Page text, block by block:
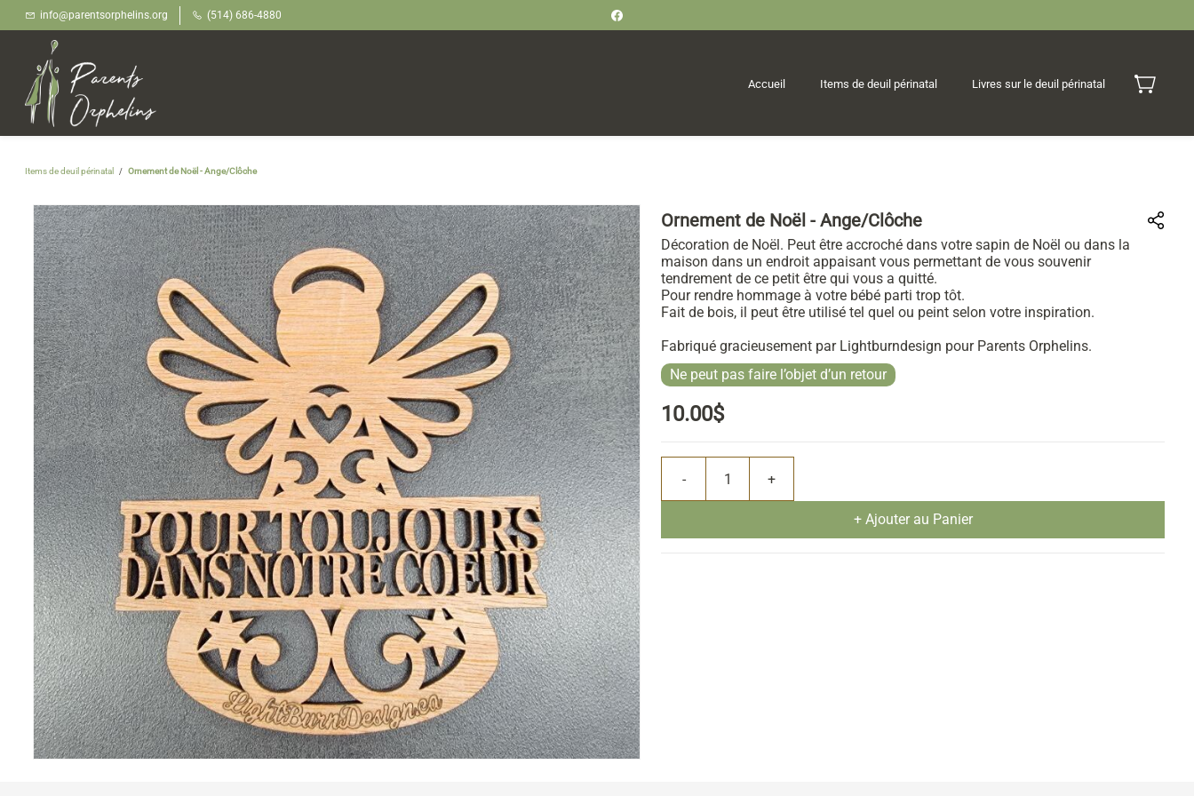
Skip to
main
info@parentsorphelins.org (514) 686-4880
Accueil Items de deuil périnatal Livres sur le deuil périnatal
Items de deuil périnatal / Ornement de Noël - Ange/Clôche
Ornement de Noël - Ange/Clôche
Décoration de Noël. Peut être accroché dans votre sapin de Noël ou dans la
maison dans un endroit appaisant vous permettant de vous souvenir
tendrement de ce petit être qui vous a quitté.
Pour rendre hommage à votre bébé parti trop tôt.
Fait de bois, il peut être utilisé tel quel ou peint selon votre inspiration.
Fabriqué gracieusement par Lightburndesign pour Parents Orphelins.
Ne peut pas faire l’objet d’un retour
10.00$
+ Ajouter au Panier